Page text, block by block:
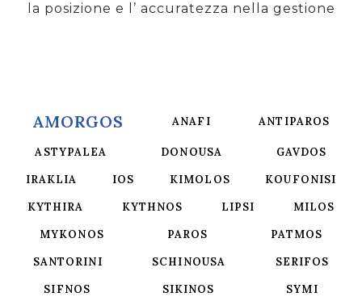
la posizione e l’ accuratezza nella gestione
AMORGOS ANAFI ANTIPAROS
ASTYPALEA DONOUSA
GAVDOS
IRAKLIA
IOS KIMOLOS
KOUFONISI
KYTHIRA
KYTHNOS LIPSI
MILOS
MYKONOS
PAROS
PATMOS
SANTORINI
SCHINOUSA
SERIFOS
SIFNOS
SIKINOS SYMI